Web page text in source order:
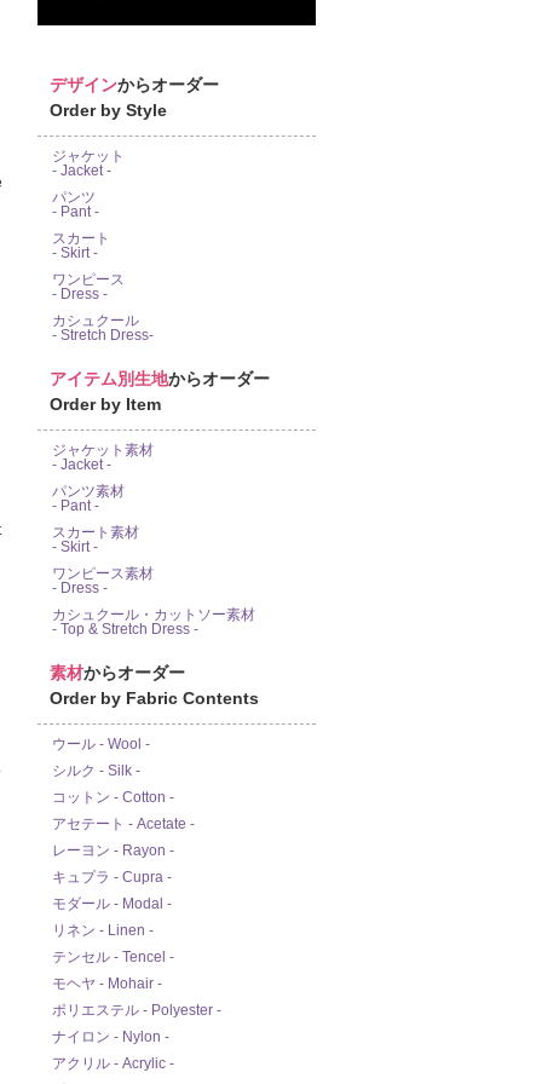
デザインからオーダー
Order by Style
ジャケット
- Jacket -
パンツ
- Pant -
スカート
- Skirt -
ワンピース
- Dress -
カシュクール
- Stretch Dress-
アイテム別生地からオーダー
Order by Item
ジャケット素材
- Jacket -
パンツ素材
- Pant -
スカート素材
- Skirt -
ワンピース素材
- Dress -
カシュクール・カットソー素材
- Top & Stretch Dress -
素材からオーダー
Order by Fabric Contents
ウール - Wool -
シルク - Silk -
コットン - Cotton -
アセテート - Acetate -
レーヨン - Rayon -
キュプラ - Cupra -
モダール - Modal -
リネン - Linen -
テンセル - Tencel -
モヘヤ - Mohair -
ポリエステル - Polyester -
ナイロン - Nylon -
アクリル - Acrylic -